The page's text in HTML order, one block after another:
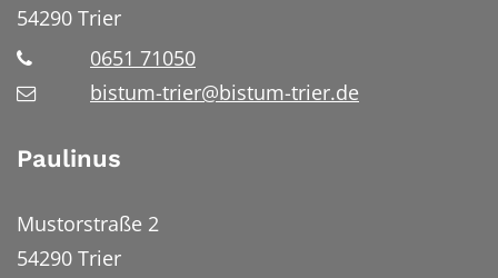
54290 Trier
0651 71050
bistum-trier@bistum-trier.de
Paulinus
Mustorstraße 2
54290 Trier